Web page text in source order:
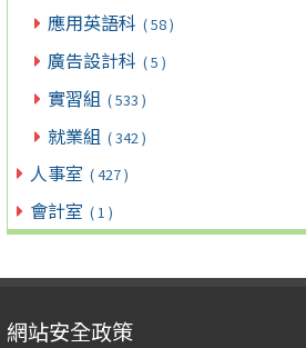
應用英語科 ( 58 )
廣告設計科 ( 5 )
實習組 ( 533 )
就業組 ( 342 )
人事室 ( 427 )
會計室 ( 1 )
網站安全政策